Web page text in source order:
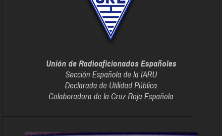
Unión de Radioaficionados Españoles
Sección Española de la IARU
Declarada de Utilidad Pública
Colaboradora de la Cruz Roja Española